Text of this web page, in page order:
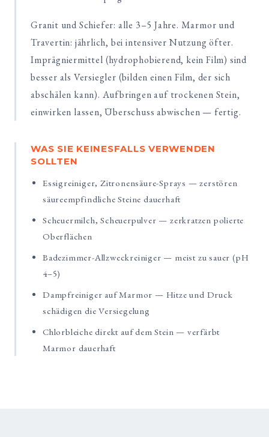
Granit und Schiefer: alle 3–5 Jahre. Marmor und
Travertin: jährlich, bei intensiver Nutzung öfter.
Imprägniermittel (hydrophobierend, kein Film) sind
besser als Versiegler (bilden einen Film, der sich
abschälen kann). Aufbringen auf trockenen Stein,
einwirken lassen, Überschuss abwischen — fertig.
WAS SIE KEINESFALLS VERWENDEN
SOLLTEN
Essigreiniger, Zitronensäure-Sprays — zerstören
säureempfindliche Steine dauerhaft
Scheuermilch, Scheuerpulver — zerkratzen polierte
Oberflächen
Badezimmer-Allzweckreiniger — meist zu sauer (pH
4–5)
Dampfreiniger auf Marmor — Hitze und Druck
schädigen die Versiegelung
Chlorbleiche direkt auf dem Stein — verfärbt
Marmor dauerhaft